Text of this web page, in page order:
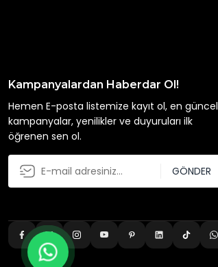
Kampanyalardan Haberdar Ol!
Hemen E-posta listemize kayıt ol, en güncel
kampanyalar, yenilikler ve duyuruları ilk
öğrenen sen ol.
GÖNDER